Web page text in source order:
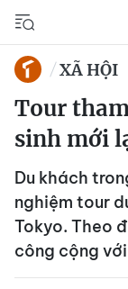
XÃ HỘI
Tour
sinh mới
Du khách
nghiệm tour
Tokyo. Theo
công cộng